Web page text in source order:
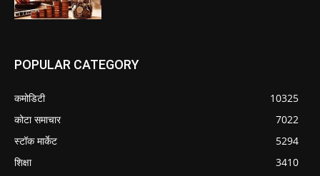
POPULAR CATEGORY
कमोडिटी
10325
कोटा समाचार
7022
स्टॉक मार्केट
5294
शिक्षा
3410